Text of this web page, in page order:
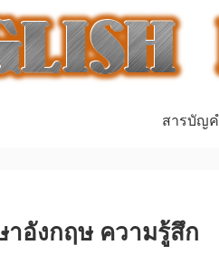
สารบัญ
อังกฤษ ความรู้สึก